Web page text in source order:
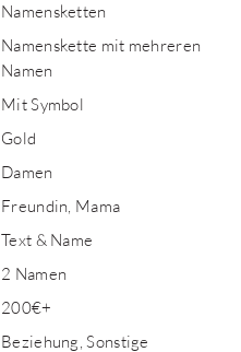
Namensketten
Namenskette mit mehreren
Namen
Mit Symbol
Gold
Damen
Freundin, Mama
Text & Name
2 Namen
200€+
Beziehung, Sonstige